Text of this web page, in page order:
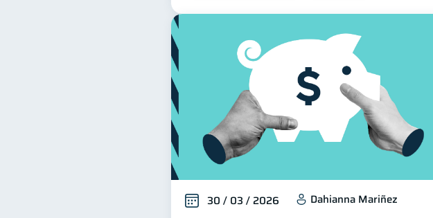
30 / 03 / 2026 Dahianna Mariñez